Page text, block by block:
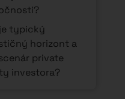
typický
horizont a
private
investora?